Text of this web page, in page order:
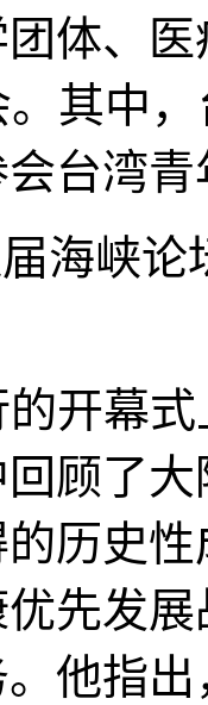
体、
其中
台湾
海峡
幕式
顾了
历史
先发
他指